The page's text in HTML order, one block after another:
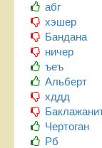
абг
хэшер
Бандана
ничер
ъеъ
Альберт
хддд
Чертоган
Рб